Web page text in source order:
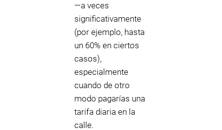
—a veces
significativamente
(por ejemplo, hasta
un 60% en ciertos
casos),
especialmente
cuando de otro
modo pagarías una
tarifa diaria en la
calle.